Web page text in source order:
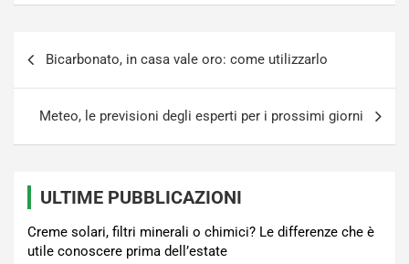
Bicarbonato, in casa vale oro: come utilizzarlo
Meteo, le previsioni degli esperti per i prossimi giorni
ULTIME PUBBLICAZIONI
Creme solari, filtri minerali o chimici? Le differenze che è
utile conoscere prima dell’estate